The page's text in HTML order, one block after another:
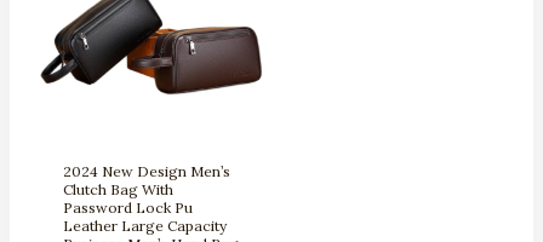
2024 New Design Men’s
Clutch Bag With
Password Lock Pu
Leather Large Capacity